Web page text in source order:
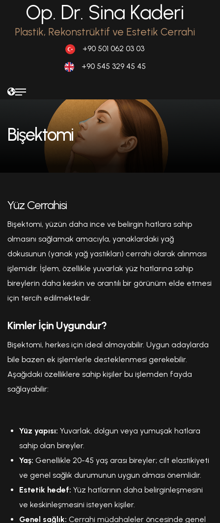
Op. Dr. Sina Kaderi
Plastik, Rekonstrüktif ve Estetik Cerrahi
+90 501 062 03 03
+90 545 329 45 45
Bişektomi
Yüz Cerrahisi
Bişektomi, yüzün daha ince ve belirgin hatlara sahip
olmasını sağlamak amacıyla, yanaklardaki yağ
dokusunun (yanak yağ yastıkları) cerrahi olarak alınması
işlemidir. İşlem, özellikle yuvarlak yüz hatlarına sahip
bireylerin daha keskin ve orantılı bir görünüm elde etmesi
için tercih edilmektedir.
Kimler İçin Uygundur?
Bişektomi, herkes için ideal olmayabilir. Uygun adaylarda
bile bazen ek işlemlerle desteklenmesi gerekebilir.
Aşağıdaki özelliklere sahip kişiler bu işlemden fayda
sağlayabilir:
Yüz yapısı: Yuvarlak, dolgun veya yumuşak hatlara
sahip olan bireyler.
Yaş: Genellikle 20-45 yaş arası bireyler; cilt elastikiyeti
ve genel sağlık durumunun uygun olması önemlidir.
Estetik hedef: Yüz hatlarının daha belirginleşmesini
ve keskinleşmesini isteyen kişiler.
Genel sağlık: Cerrahi müdahaleler öncesinde genel